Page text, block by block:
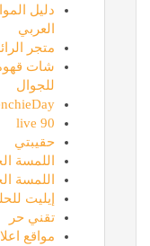
دليل
العربي
متجر
شات
للجوال
90 live
حقيبتي
اللمسة
اللمسة
إيليت
تقني حر
مواقع